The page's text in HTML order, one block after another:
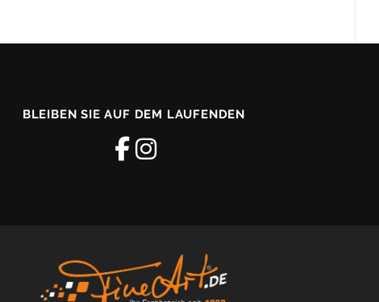
BLEIBEN SIE AUF DEM LAUFENDEN